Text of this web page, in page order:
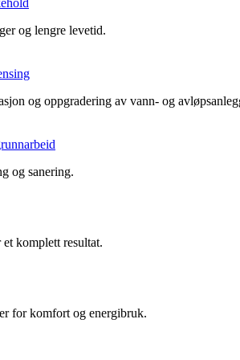
og lengre levetid.
og oppgradering av vann- og
og sanering.
komplett resultat.
for komfort og energibruk.